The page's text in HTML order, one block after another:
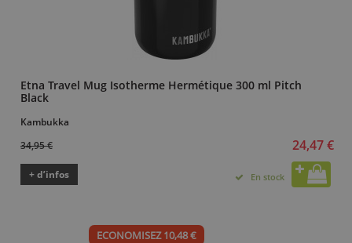
Etna Travel Mug Isotherme Hermétique 300 ml Pitch
Black
Kambukka
34,95 €
24,47 €
+ d’infos En stock
ECONOMISEZ 10,48 €